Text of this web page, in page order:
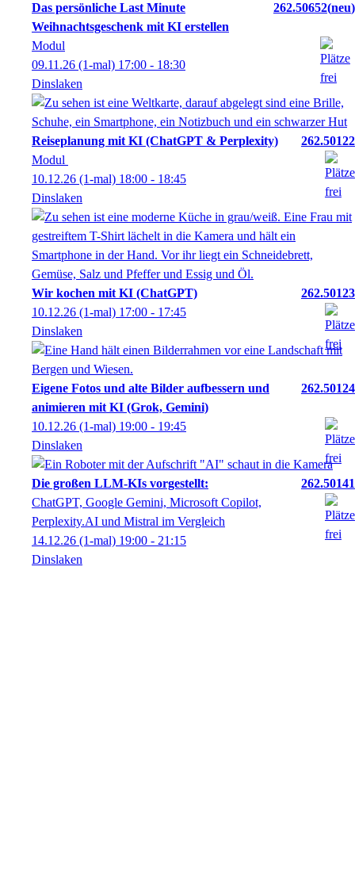
Das persönliche Last Minute
Weihnachtsgeschenk mit KI erstellen
262.50652 neu
Modul
09.11.26 (1-mal) 17:00 - 18:30
Dinslaken
Reiseplanung mit KI (ChatGPT & Perplexity)
262.50122
Modul
10.12.26 (1-mal) 18:00 - 18:45
Dinslaken
Wir kochen mit KI (ChatGPT)
262.50123
10.12.26 (1-mal) 17:00 - 17:45
Dinslaken
Eigene Fotos und alte Bilder aufbessern und
animieren mit KI (Grok, Gemini)
262.50124
10.12.26 (1-mal) 19:00 - 19:45
Dinslaken
Die großen LLM-KIs vorgestellt:
262.50141
ChatGPT, Google Gemini, Microsoft Copilot,
Perplexity.AI und Mistral im Vergleich
14.12.26 (1-mal) 19:00 - 21:15
Dinslaken